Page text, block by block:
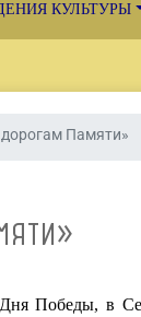
КУЛЬТУРЫ
Памяти»
Победы, в